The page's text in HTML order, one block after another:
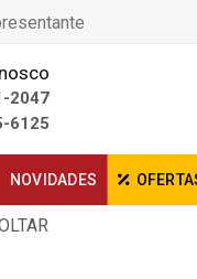
2047
6125
NOVIDADES